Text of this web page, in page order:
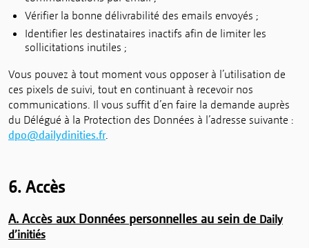
Vérifier la bonne délivrabilité des emails envoyés ;
Identifier les destinataires inactifs afin de limiter les
sollicitations inutiles ;
Vous pouvez à tout moment vous opposer à l’utilisation de
ces pixels de suivi, tout en continuant à recevoir nos
communications. Il vous suffit d’en faire la demande auprès
du Délégué à la Protection des Données à l’adresse suivante :
dpo@dailydinities.fr.
6. Accès
A. Accès aux Données personnelles au sein de Daily
d’initiés